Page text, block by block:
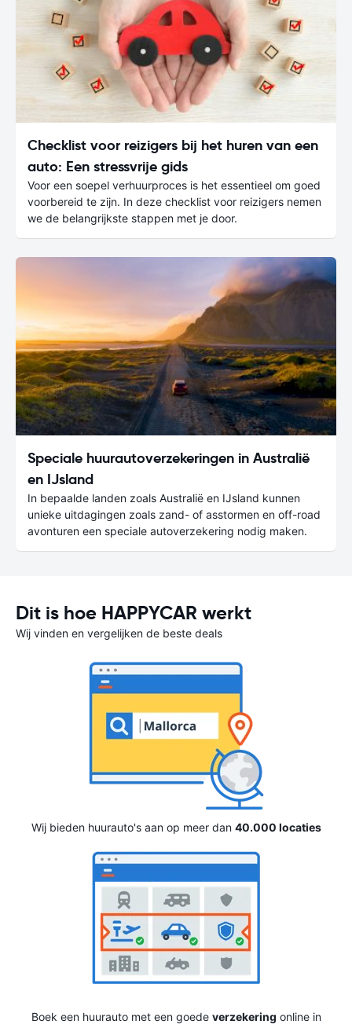
Checklist voor reizigers bij het huren van een
auto: Een stressvrije gids
Voor een soepel verhuurproces is het essentieel om goed
voorbereid te zijn. In deze checklist voor reizigers nemen
we de belangrijkste stappen met je door.
Speciale huurautoverzekeringen in Australië
en IJsland
In bepaalde landen zoals Australië en IJsland kunnen
unieke uitdagingen zoals zand- of asstormen en off-road
avonturen een speciale autoverzekering nodig maken.
Dit is hoe HAPPYCAR werkt
Wij vinden en vergelijken de beste deals
Wij bieden huurauto's aan op meer dan 40.000 locaties
Boek een huurauto met een goede verzekering online in